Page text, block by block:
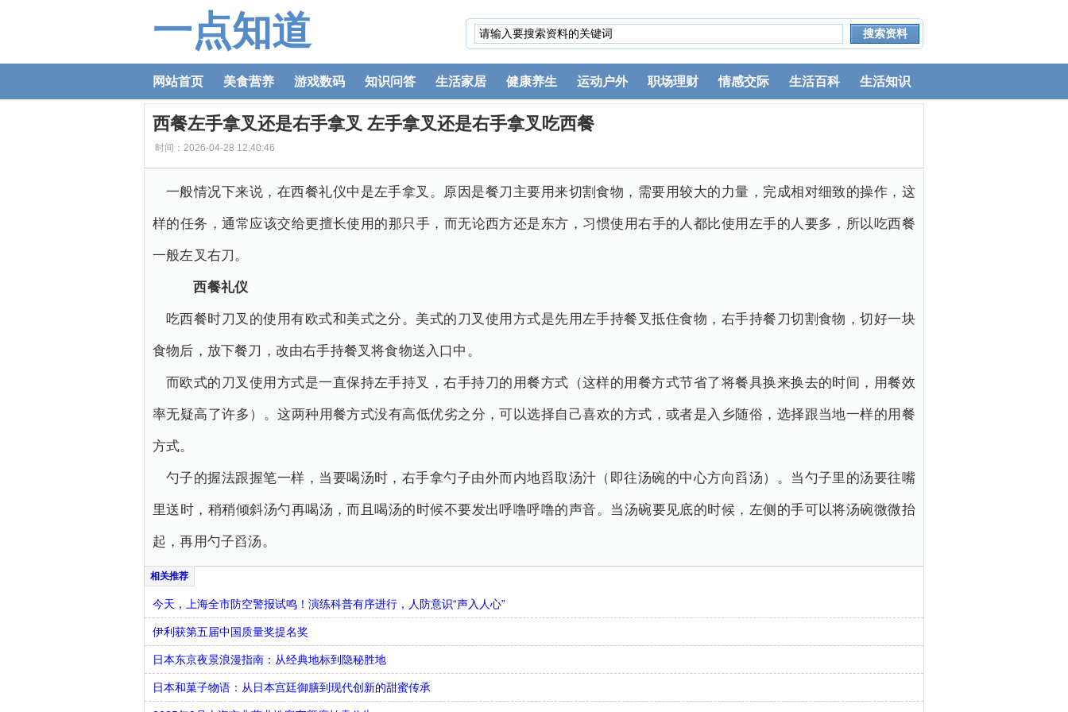
一点知道
网站首页 美食营养 游戏数码 知识问答 生活家居 健康养生 运动户外 职场理财 情感交际 生活百科 生活知识
西餐左手拿叉还是右手拿叉 左手拿叉还是右手拿叉吃西餐
时间：2026-04-28 12:40:46
一般情况下来说，在西餐礼仪中是左手拿叉。原因是餐刀主要用来切割食物，需要用较大的力量，完成相对细致的操作，这
样的任务，通常应该交给更擅长使用的那只手，而无论西方还是东方，习惯使用右手的人都比使用左手的人要多，所以吃西餐
一般左叉右刀。
西餐礼仪
吃西餐时刀叉的使用有欧式和美式之分。美式的刀叉使用方式是先用左手持餐叉抵住食物，右手持餐刀切割食物，切好一块
食物后，放下餐刀，改由右手持餐叉将食物送入口中。
而欧式的刀叉使用方式是一直保持左手持叉，右手持刀的用餐方式（这样的用餐方式节省了将餐具换来换去的时间，用餐效
率无疑高了许多）。这两种用餐方式没有高低优劣之分，可以选择自己喜欢的方式，或者是入乡随俗，选择跟当地一样的用餐
方式。
勺子的握法跟握笔一样，当要喝汤时，右手拿勺子由外而内地舀取汤汁（即往汤碗的中心方向舀汤）。当勺子里的汤要往嘴
里送时，稍稍倾斜汤勺再喝汤，而且喝汤的时候不要发出呼噜呼噜的声音。当汤碗要见底的时候，左侧的手可以将汤碗微微抬
起，再用勺子舀汤。
今天，上海全市防空警报试鸣！演练科普有序进行，人防意识“声入人心”
伊利获第五届中国质量奖提名奖
日本东京夜景浪漫指南：从经典地标到隐秘胜地
日本和菓子物语：从日本宫廷御膳到现代创新的甜蜜传承